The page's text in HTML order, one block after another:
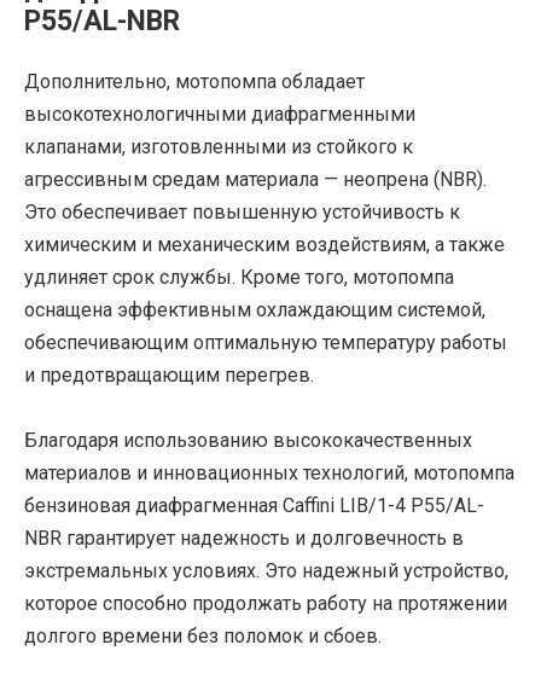
P55/AL-NBR
Дополнительно, мотопомпа обладает
высокотехнологичными диафрагменными
клапанами, изготовленными из стойкого к
агрессивным средам материала — неопрена (NBR).
Это обеспечивает повышенную устойчивость к
химическим и механическим воздействиям, а также
удлиняет срок службы. Кроме того, мотопомпа
оснащена эффективным охлаждающим системой,
обеспечивающим оптимальную температуру работы
и предотвращающим перегрев.
Благодаря использованию высококачественных
материалов и инновационных технологий, мотопомпа
бензиновая диафрагменная Caffini LIB/1-4 P55/AL-
NBR гарантирует надежность и долговечность в
экстремальных условиях. Это надежный устройство,
которое способно продолжать работу на протяжении
долгого времени без поломок и сбоев.